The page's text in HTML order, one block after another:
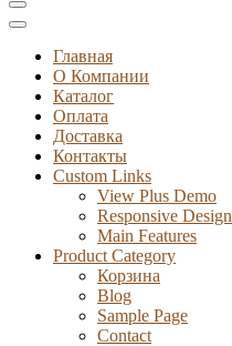
Главная
О Компании
Каталог
Оплата
Доставка
Контакты
Custom Links
View Plus Demo
Responsive Design
Main Features
Product Category
Корзина
Blog
Sample Page
Contact